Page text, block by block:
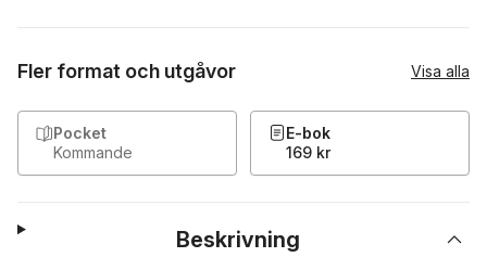
Fler format och utgåvor Visa alla
Pocket
Kommande
E-bok
169 kr
Beskrivning